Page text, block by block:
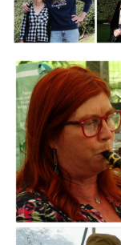
Branding
ARMCHAIR